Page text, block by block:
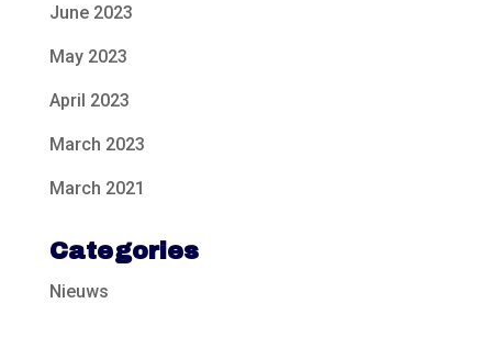
June 2023
May 2023
April 2023
March 2023
March 2021
Categories
Nieuws